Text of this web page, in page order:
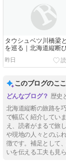
タウシュベツ川橋梁
を巡る｜北海道縦断
旅【五日目】
昨日
このブログのこ
歴史
北海道縦断の旅路を
で幅広く紹介してい
え、読者がまるで旅
や現地の人々とのふ
徴です。補足として
いを伝える工夫も見ら